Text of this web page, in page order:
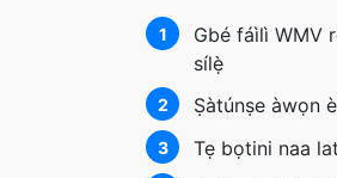
1
Gbé fáìlì WMV
sílẹ̀
2 Ṣàtúnṣe àwọn
3 Tẹ bọtini naa